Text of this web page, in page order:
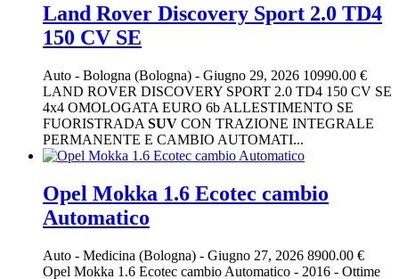
Land Rover Discovery Sport 2.0 TD4
150 CV SE
Auto - Bologna (Bologna) - Giugno 29, 2026 10990.00 €
LAND ROVER DISCOVERY SPORT 2.0 TD4 150 CV SE
4x4 OMOLOGATA EURO 6b ALLESTIMENTO SE
FUORISTRADA SUV CON TRAZIONE INTEGRALE
PERMANENTE E CAMBIO AUTOMATI...
Opel Mokka 1.6 Ecotec cambio
Automatico
Auto - Medicina (Bologna) - Giugno 27, 2026 8900.00 €
Opel Mokka 1.6 Ecotec cambio Automatico - 2016 - Ottime